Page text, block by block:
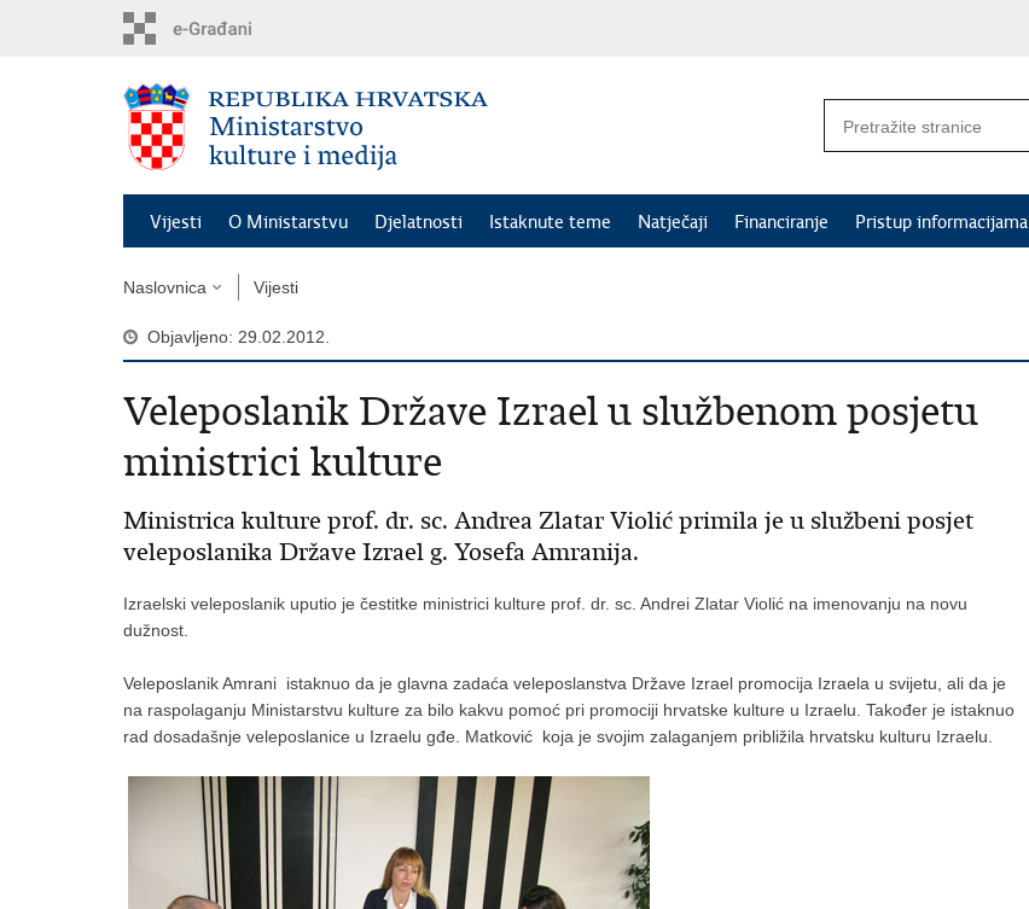
Vijesti O Ministarstvu Djelatnosti Istaknute teme Natječaji Financiranje Pristup informacijama
Naslovnica Vijesti
Objavljeno: 29.02.2012.
Veleposlanik Države Izrael u službenom posjetu
ministrici kulture
Ministrica kulture prof. dr. sc. Andrea Zlatar Violić primila je u službeni posjet
veleposlanika Države Izrael g. Yosefa Amranija.
Izraelski veleposlanik uputio je čestitke ministrici kulture prof. dr. sc. Andrei Zlatar Violić na imenovanju na novu
dužnost.
Veleposlanik Amrani istaknuo da je glavna zadaća veleposlanstva Države Izrael promocija Izraela u svijetu, ali da je
na raspolaganju Ministarstvu kulture za bilo kakvu pomoć pri promociji hrvatske kulture u Izraelu. Također je istaknuo
rad dosadašnje veleposlanice u Izraelu gđe. Matković koja je svojim zalaganjem približila hrvatsku kulturu Izraelu.